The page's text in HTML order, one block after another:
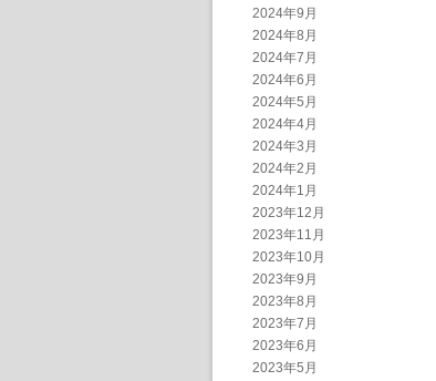
2024年9月
2024年8月
2024年7月
2024年6月
2024年5月
2024年4月
2024年3月
2024年2月
2024年1月
2023年12月
2023年11月
2023年10月
2023年9月
2023年8月
2023年7月
2023年6月
2023年5月